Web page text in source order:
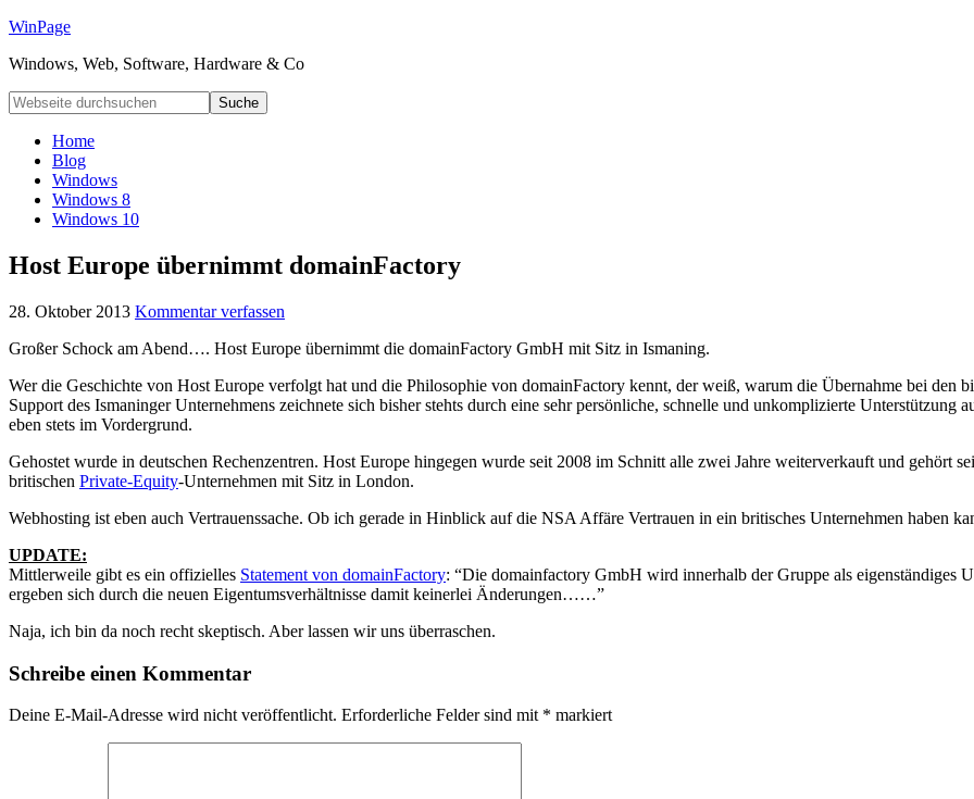
WinPage
Windows, Web, Software, Hardware & Co
Home
Blog
Windows
Windows 8
Windows 10
Host Europe übernimmt domainFactory
28. Oktober 2013 Kommentar verfassen
Großer Schock am Abend…. Host Europe übernimmt die domainFactory GmbH mit Sitz in Ismaning.
Wer die Geschichte von Host Europe verfolgt hat und die Philosophie von domainFactory kennt, der weiß, warum die Übernahme bei den
Support des Ismaninger Unternehmens zeichnete sich bisher stehts durch eine sehr persönliche, schnelle und unkomplizierte
eben stets im Vordergrund.
Gehostet wurde in deutschen Rechenzentren. Host Europe hingegen wurde seit 2008 im Schnitt alle zwei Jahre weiterverkauft und gehört
britischen Private-Equity-Unternehmen mit Sitz in London.
Webhosting ist eben auch Vertrauenssache. Ob ich gerade in Hinblick auf die NSA Affäre Vertrauen in ein britisches Unternehmen haben
UPDATE:
Mittlerweile gibt es ein offizielles Statement von domainFactory: “Die domainfactory GmbH wird innerhalb der Gruppe als eigenständiges
ergeben sich durch die neuen Eigentumsverhältnisse damit keinerlei Änderungen……”
Naja, ich bin da noch recht skeptisch. Aber lassen wir uns überraschen.
Schreibe einen Kommentar
Deine E-Mail-Adresse wird nicht veröffentlicht. Erforderliche Felder sind mit * markiert